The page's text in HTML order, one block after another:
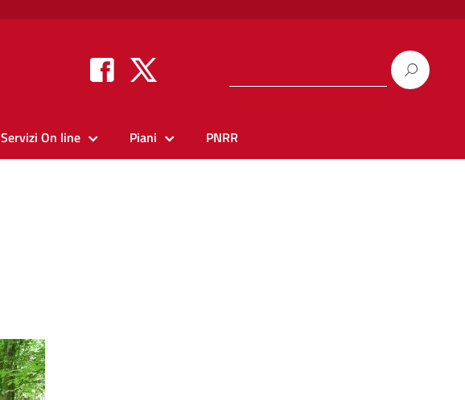
Servizi On line Piani PNRR